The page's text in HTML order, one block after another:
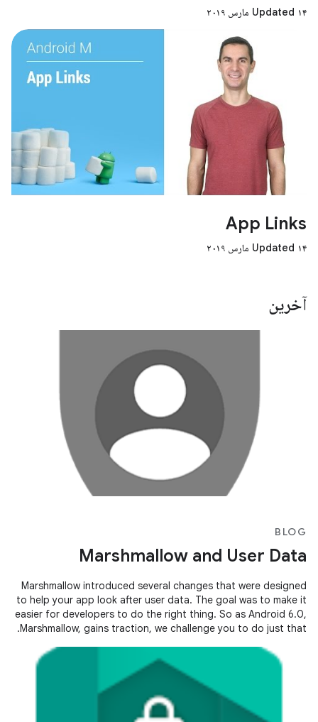
Updated ۱۴ مارس ۲۰۱۹
App Links
Updated ۱۴ مارس ۲۰۱۹
آخرین
BLOG
Marshmallow and User Data
Marshmallow introduced several changes that were designed
to help your app look after user data. The goal was to make it
easier for developers to do the right thing. So as Android 6.0,
Marshmallow, gains traction, we challenge you to do just that.